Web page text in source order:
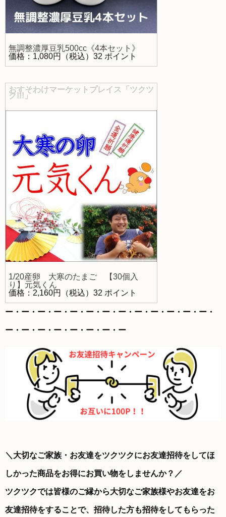
無調整濃厚豆乳500cc《4本セット》
価格：1,080円（税込）32 ポイント
おすそわけマーケットプレイス「ツクツ
ク!!!」
1/20産卵 大寒のたまご 【30個入
り】元気くん
価格：2,160円（税込）32 ポイント
ー・ー・ー・ー・ー・ー・ー・ー・ー・ー・ー・ー・ー・
ー・ー・ー・ー・ー・ー・ー・ー
＼大切なご家族・お友達をツクツクにお友達招待をしてほ
しかった商品をお得にお買い物をしませんか？／
ツクツクでは皆様のご縁から大切なご家族様やお友達をお
友達招待をすることで、招待した方も招待をしてもらった